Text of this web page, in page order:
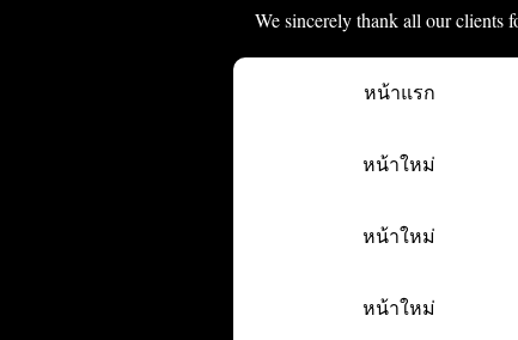
We sincerely thank all our clients
หน้าแรก
หน้าใหม่
หน้าใหม่
หน้าใหม่